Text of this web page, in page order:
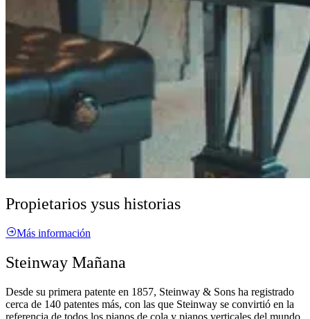
Propietarios ysus historias
Más información
Steinway Mañana
Desde su primera patente en 1857, Steinway ⁠&⁠ Sons ha registrado
cerca de 140 patentes más, con las que Steinway se convirtió en la
referencia de todos los pianos de cola y pianos verticales del mundo.